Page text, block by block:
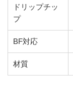
ドリップチッ
プ
BF対応
材質